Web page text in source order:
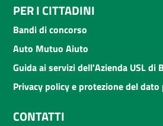
PER I CITTADINI
Bandi di concorso
Auto Mutuo Aiuto
Guida ai servizi dell'Azienda USL di
Privacy policy e protezione del dato
CONTATTI